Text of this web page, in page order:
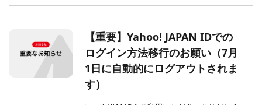
【重要】Yahoo! JAPAN IDでの
ログイン方法移行のお願い（7月
1日に自動的にログアウトされま
す）